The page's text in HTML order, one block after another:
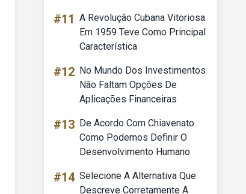
#11 A Revolução Cubana Vitoriosa
Em 1959 Teve Como Principal
Característica
#12 No Mundo Dos Investimentos
Não Faltam Opções De
Aplicações Financeiras
#13 De Acordo Com Chiavenato
Como Podemos Definir O
Desenvolvimento Humano
#14 Selecione A Alternativa Que
Descreve Corretamente A